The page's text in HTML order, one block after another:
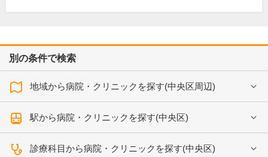
別の条件で検索
地域から病院・クリニックを探す(中央区周辺)
駅から病院・クリニックを探す(中央区)
診療科目から病院・クリニックを探す(中央区)